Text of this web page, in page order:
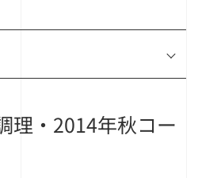
・2014年秋コー